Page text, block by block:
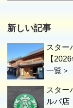
新しい記事
スター
【
一覧＞
スター
ルパ店